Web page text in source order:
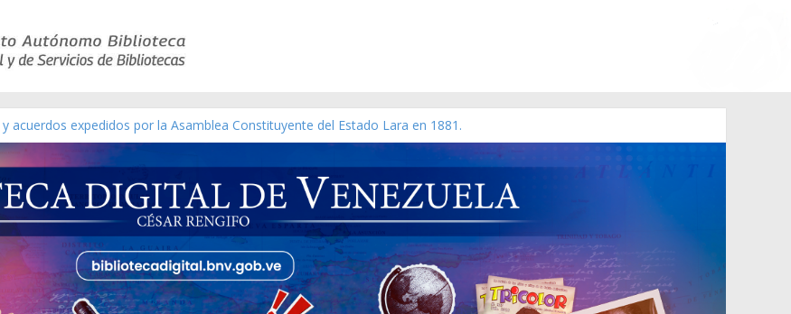
acuerdos expedidos por la Asamblea Constituyente del Estado Lara en 1881.
gráfico]
[material gráfico]
de Venezuela año CXXXIII Mes V, Caracas 09 de marzo de 2006 N° 38.394
obras de Modesta Bor